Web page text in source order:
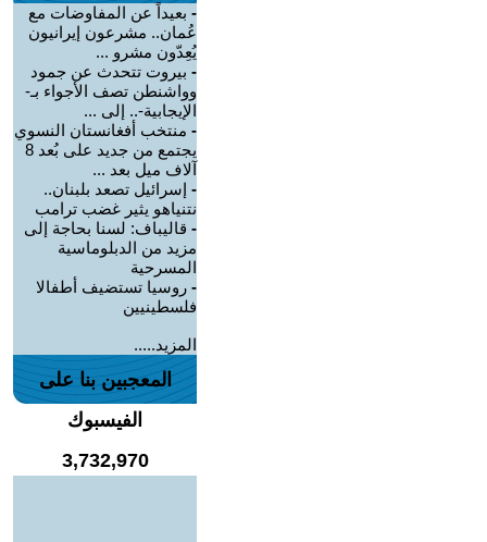
- بعيداً عن المفاوضات مع
عُمان.. مشرعون إيرانيون
يُعِدّون مشرو ...
- بيروت تتحدث عن جمود
وواشنطن تصف الأجواء بـ-
الإيجابية-.. إلى ...
- منتخب أفغانستان النسوي
يجتمع من جديد على بُعد 8
آلاف ميل بعد ...
- إسرائيل تصعد بلبنان..
نتنياهو يثير غضب ترامب
- قاليباف: لسنا بحاجة إلى
مزيد من الدبلوماسية
المسرحية
- روسيا تستضيف أطفالا
فلسطينيين
المزيد.....
المعجبين بنا على
الفيسبوك
3,732,970